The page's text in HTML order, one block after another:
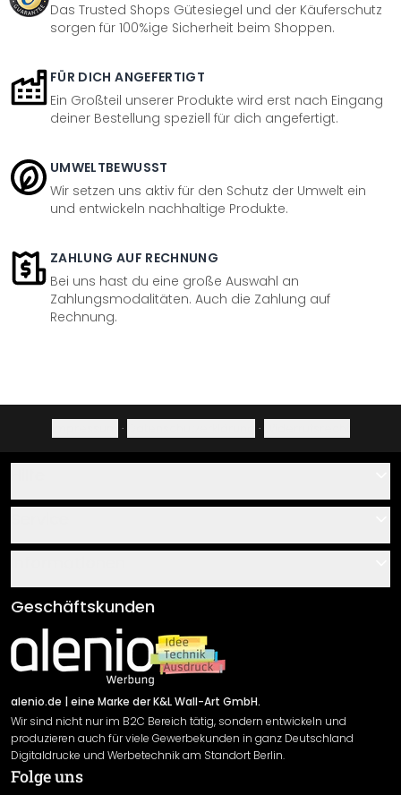
Das Trusted Shops Gütesiegel und der Käuferschutz
sorgen für 100%ige Sicherheit beim Shoppen.
FÜR DICH ANGEFERTIGT
Ein Großteil unserer Produkte wird erst nach Eingang
deiner Bestellung speziell für dich angefertigt.
UMWELTBEWUSST
Wir setzen uns aktiv für den Schutz der Umwelt ein
und entwickeln nachhaltige Produkte.
ZAHLUNG AUF RECHNUNG
Bei uns hast du eine große Auswahl an
Zahlungsmodalitäten. Auch die Zahlung auf
Rechnung.
· ·
Über uns
Klebe- und Montageanleitungen
Newsletter An-/Abmeldung
Sendungsverfolgung
AGB
Impressum
Versand & Zahlung
Rücksendung
Widerrufsrecht
Datenschutzerklärung
Gewährleistung
Geschäftskunden
alenio.de | eine Marke der K&L Wall-Art GmbH.
Wir sind nicht nur im B2C Bereich tätig, sondern entwickeln und
produzieren auch für viele Gewerbekunden in ganz Deutschland
Digitaldrucke und Werbetechnik am Standort Berlin.
Folge uns